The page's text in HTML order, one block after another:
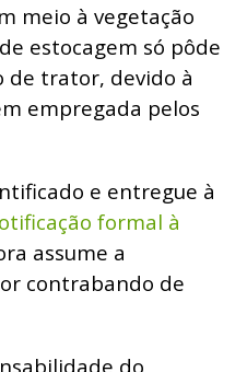
meio à vegetação
estocagem só pôde
de trator, devido à
empregada pelos
e entregue à
formal à
assume a
contrabando de
do